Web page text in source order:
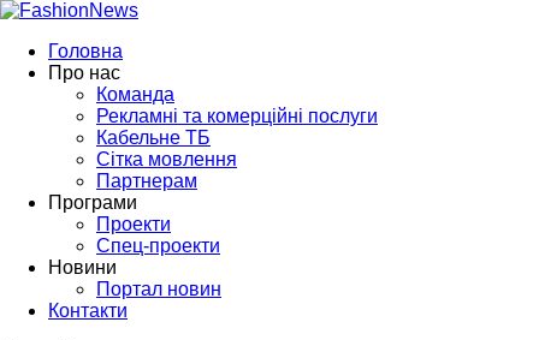
Головна
Про нас
Команда
Рекламні та комерційні послуги
Кабельне ТБ
Сітка мовлення
Партнерам
Програми
Проекти
Спец-проекти
Новини
Портал новин
Контакти